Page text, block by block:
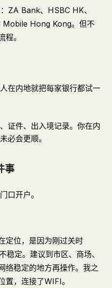
ZA Bank、HSBC HK、
Mobile Hong Kong。但不
。
在内地就把每家银行都试一
证件、出入境记录。你在内
必会更顺。
事
口开户。
定位，是因为刚过关时
稳定。建议到市区、商场、
络稳定的地方再操作。我之
置，连接了WIFI。